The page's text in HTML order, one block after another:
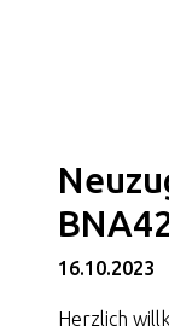
Über uns
Produktion
16.10.2023
Herzlich